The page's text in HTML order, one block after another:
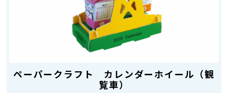
ペーパークラフト カレンダーホイール（観
覧車）